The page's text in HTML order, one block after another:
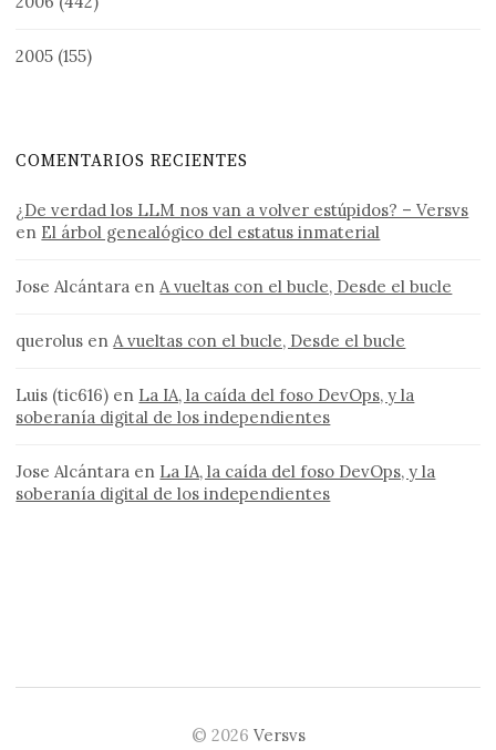
2005 (155)
COMENTARIOS RECIENTES
¿De verdad los LLM nos van a volver estúpidos? – Versvs
en El árbol genealógico del estatus inmaterial
Jose Alcántara enA vueltas con el bucle, Desde el bucle
querolus enA vueltas con el bucle, Desde el bucle
Luis (tic616) en La IA, la caída del foso DevOps, y la
soberanía digital de los independientes
Jose Alcántara en La IA, la caída del foso DevOps, y la
soberanía digital de los independientes
© 2026 Versvs